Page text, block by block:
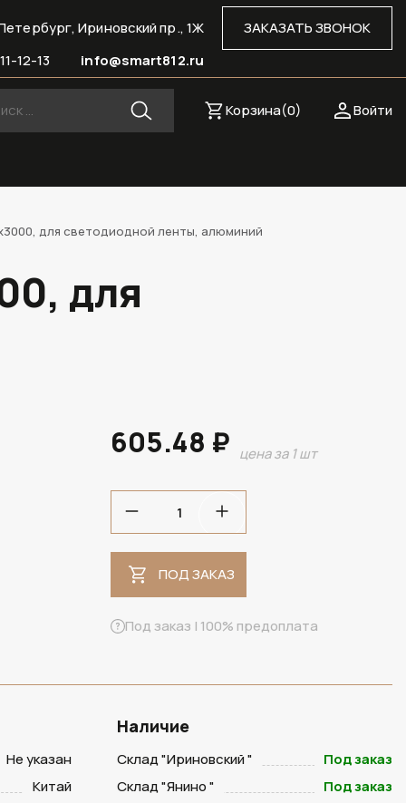
ЗАКАЗАТЬ ЗВОНОК
Ириновский пр., 1Ж
info@smart812.ru
12-13
Войти
Корзина(0)
для светодиодной ленты, алюминий
для
605.48 ₽ цена за 1 шт
ПОД ЗАКАЗ
Под заказ | 100% предоплата
Не указан
Китай
Наличие
Склад "Ириновский "
Под заказ
Склад "Янино "
Под заказ